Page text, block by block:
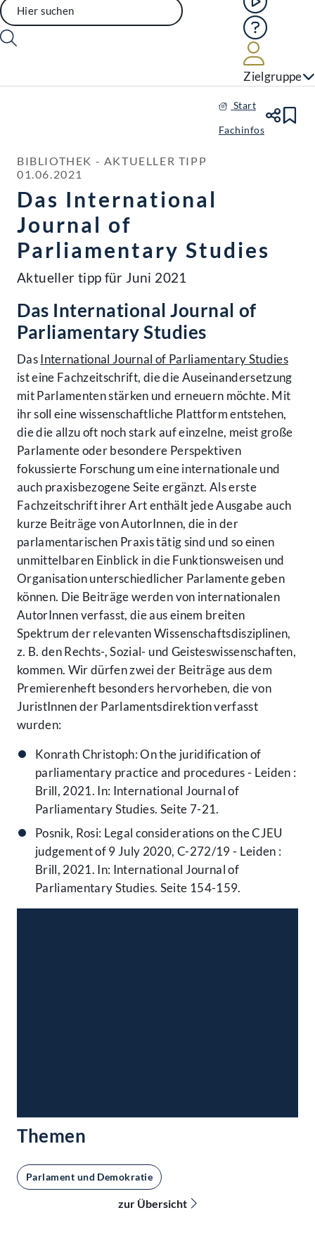
Hilfe
Zielgruppe
Start
Fachinfos
BIBLIOTHEK - AKTUELLER TIPP
01.06.2021
Das International
Journal of
Parliamentary Studies
Aktueller tipp für Juni 2021
Das International Journal of
Parliamentary Studies
DasInternational Journal of Parliamentary Studies
ist eine Fachzeitschrift, die die Auseinander­setzung
mit Parlamenten stärken und erneuern möchte. Mit
ihr soll eine wissenschaftliche Plattform entstehen,
die die allzu oft noch stark auf einzelne, meist große
Parlamente oder besondere Perspekt­iven
fokussierte Forschung um eine internationale und
auch praxisbezogene Seite ergänzt. Als erste
Fachzeitschrift ihrer Art enthält jede Ausgabe auch
kurze Beiträge von AutorInnen, die in der
parlamentarischen Praxis tätig sind und so einen
unmittelbaren Einblick in die Funktionsweisen und
Org­anisation unterschiedlicher Parlamente geben
können. Die Beiträge werden von internationalen
Autor­Innen verfasst, die aus einem breiten
Spektrum der relevanten Wissenschaftsdisziplinen,
z. B. den Rechts-, Sozial- und Geisteswissenschaften,
kommen. Wir dürfen zwei der Beiträge aus dem
Premierenheft besonders hervorheben, die von
JuristInnen der Parlamentsdirektion verfasst
wurden:
Konrath Christoph: On the juridification of
parliamentary practice and procedures - Leiden :
Brill, 2021. In: International Journal of
Parliamentary Studies. Seite 7-21.
Posnik, Rosi: Legal considerations on the CJEU
judgement of 9 July 2020, C-272/19 - Leiden :
Brill, 2021. In: International Journal of
Parliamentary Studies. Seite 154-159.
Themen
Parlament und Demokratie
zur Übersicht